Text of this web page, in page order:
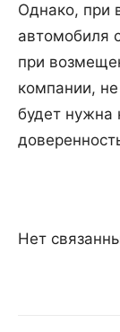
Однако, при
автомобиля
при
компании,
будет нужна
Нет